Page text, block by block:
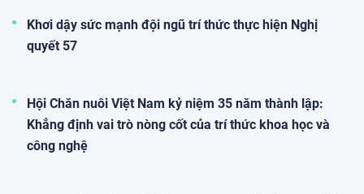
Khơi dậy sức mạnh đội ngũ trí thức thực hiện Nghị
quyết 57
Hội Chăn nuôi Việt Nam kỷ niệm 35 năm thành lập:
Khẳng định vai trò nòng cốt của trí thức khoa học và
công nghệ